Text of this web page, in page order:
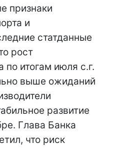
признаки
и
статданные
рост
по итогам июля с.г.
выше ожиданий
развитие
Глава Банка
что риск